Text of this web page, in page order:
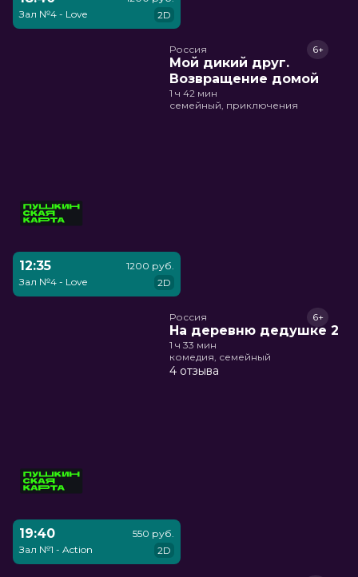
Зал №4 - Love
2D
Россия
Мой дикий друг.
Возвращение домой
6+
1 ч 42 мин
семейный, приключения
12:35
Зал №4 - Love
1200 руб.
2D
Россия
На деревню дедушке 2
6+
1 ч 33 мин
комедия, семейный
4 отзыва
19:40
Зал №1 - Action
550 руб.
2D